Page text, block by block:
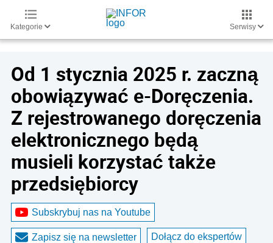
Kategorie Serwisy
Od 1 stycznia 2025 r. zaczną
obowiązywać e-Doręczenia.
Z rejestrowanego doręczenia
elektronicznego będą
musieli korzystać także
przedsiębiorcy
Subskrybuj nas na Youtube
Zapisz się na newsletter Dołącz do ekspertów